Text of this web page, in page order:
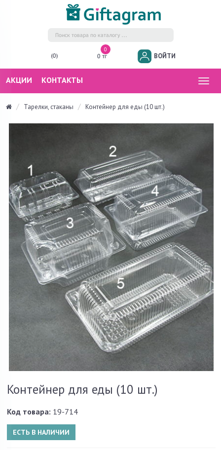
(0)
0
0 тг
ВОЙТИ
АКЦИИ КОНТАКТЫ
Тарелки, стаканы Контейнер для еды (10 шт.)
Контейнер для еды (10 шт.)
Код товара: 19-714
ЕСТЬ В НАЛИЧИИ